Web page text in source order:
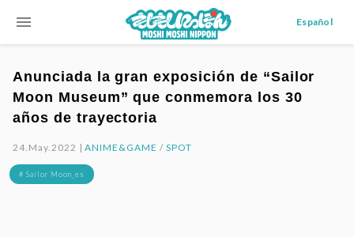
menu Español
Anunciada la gran exposición de “Sailor
Moon Museum” que conmemora los 30
años de trayectoria
24.May.2022 |ANIME&GAME / SPOT
# Sailor Moon_es